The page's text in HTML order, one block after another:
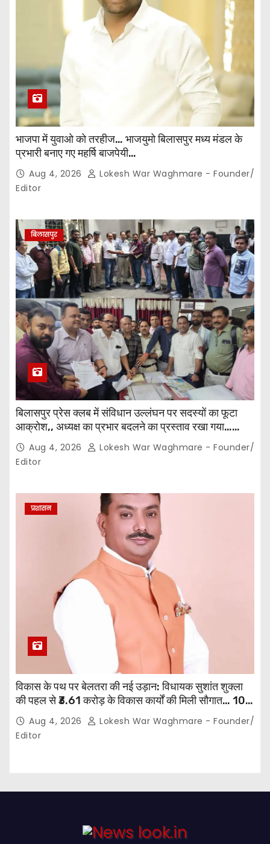
भाजपा में युवाओ को तरहीज… भाजयुमो बिलासपुर मध्य मंडल के
प्रभारी बनाए गए महर्षि बाजपेयी…
Aug 4, 2026
Lokesh War Waghmare - Founder/
Editor
बिलासपुर
बिलासपुर प्रेस क्लब में संविधान उल्लंघन पर सदस्यों का फूटा
आक्रोश,, अध्यक्ष का प्रभार बदलने का प्रस्ताव रखा गया…
करीब 150 सदस्यों की बैठक में कई अहम प्रस्ताव सर्वसम्मति से
पारित,, पत्रकारों ने कलेक्टर व सहायक पंजीयक को सौंपा
ज्ञापन…
Aug 4, 2026
Lokesh War Waghmare - Founder/
Editor
प्रशासन
विकास के पथ पर बेलतरा की नई उड़ान: विधायक सुशांत शुक्ला
की पहल से ₹3.61 करोड़ के विकास कार्यों की मिली सौगात… 10
गांवों में बनेंगे सामुदायिक भवन,, 11 स्थानों पर सीसी रोड निर्माण को
मिली प्रशासनिक स्वीकृति…
Aug 4, 2026
Lokesh War Waghmare - Founder/
Editor